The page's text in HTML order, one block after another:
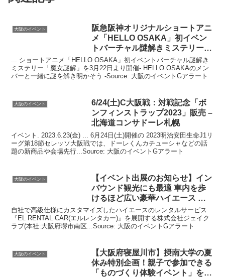
大阪のイベント
阪急阪神オリジナルショートアニ
メ「HELLO OSAKA」初イベン
トバーチャル謎解きミステリー
…
... ショートアニメ「HELLO OSAKA」初イベントバーチャル謎解き
ミステリー「魔女謎解」を3月22日より開催- HELLO OSAKAのメン
バーと一緒に謎を解き明かそう -Source: 大阪のイベントGアラート
大阪のイベント 6/24(土)C大阪戦：対戦記念「ボ
ンフィンストラップ2023」販売 –
北海道コンサドーレ札幌
イベント. 2023.6.23(金) ... 6月24日(土)開催の 2023明治安田生命J1リ
ーグ第18節セレッソ大阪戦では、ドーレくんカチューシャなどの話
題の新商品や会場先行...Source: 大阪のイベントGアラート
大阪のイベント 【イベント 出展のお知らせ】イン
バウンド観光にも最適 車内を歩
けるほど広い豪華ハイエース …
自社で高級仕様にカスタマイズしたハイエースのレンタルサービス
『EL RENTAL CAR(エルレンタカー)』を展開する株式会社ジェイク
ラブ(本社:大阪府堺市南区...Source: 大阪のイベントGアラート
大阪のイベント 【大阪府寝屋川市】摂南大学の夏
休み特別企画！親子で参加できる
「ものづくり体験イベント 」を